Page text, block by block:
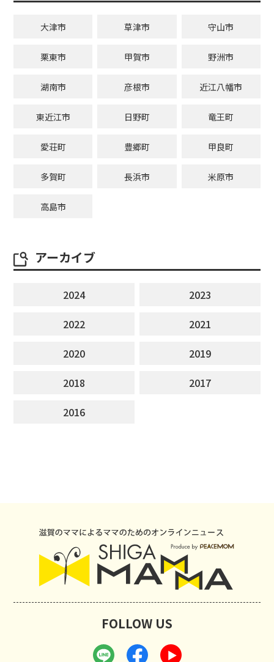
大津市 草津市 守山市
栗東市 甲賀市 野洲市
湖南市 彦根市 近江八幡市
東近江市 日野町 竜王町
愛荘町 豊郷町 甲良町
多賀町 長浜市 米原市
高島市
アーカイブ
2024
2023
2022
2021
2020
2019
2018
2017
2016
FOLLOW US